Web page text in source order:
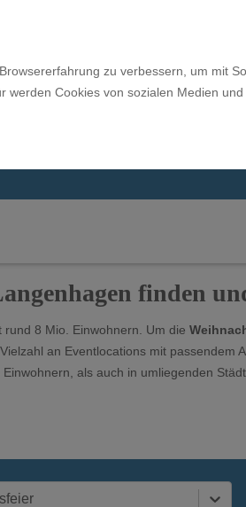
zu verbessern, um mit
Cookies von sozialen Medien
finden
8 Mio. Einwohnern. Um die
an Eventlocations mit passendem
als auch in umliegenden